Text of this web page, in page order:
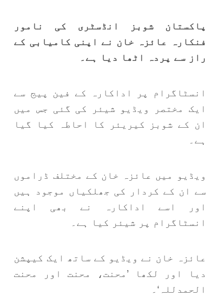
پاکستان شوبز انڈسٹری کی نامور
فنکارہ عائزہ خان نے اپنی کامیابی کے
راز سے پردہ اٹھا دیا ہے۔
انسٹاگرام پر اداکارہ کے فین پیج سے
ایک مختصر ویڈیو شیئر کی گئی جس میں
ان کے شوبز کیریئر کا احاطہ کیا گیا
ہے۔
ویڈیو میں عائزہ خان کے مختلف ڈراموں
سے ان کے کردار کی جھلکیاں موجود ہیں
اور اسے اداکارہ نے بھی اپنے
انسٹاگرام پر شیئر کیا ہے۔
عائزہ خان نے ویڈیو کے ساتھ ایک کیپشن
دیا اور لکھا ’محنت، محنت اور محنت
الحمدللہ‘۔